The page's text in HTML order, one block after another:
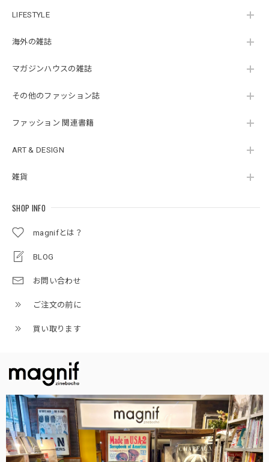
LIFESTYLE
海外の雑誌
マガジンハウスの雑誌
その他のファッション誌
ファッション 関連書籍
ART & DESIGN
雑貨
SHOP INFO
magnifとは？
BLOG
お問い合わせ
ご注文の前に
買い取ります